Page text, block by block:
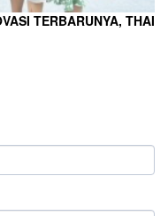
TERBARUNYA, THAI